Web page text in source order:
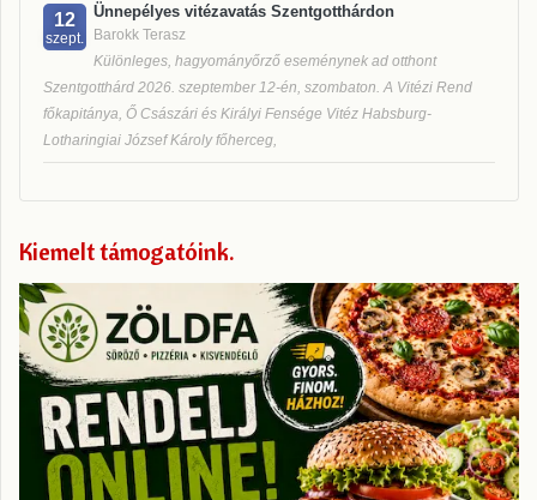
12
szept.
Ünnepélyes vitézavatás Szentgotthárdon
Barokk Terasz
Különleges, hagyományőrző eseménynek ad otthont
Szentgotthárd 2026. szeptember 12-én, szombaton. A Vitézi Rend
főkapitánya, Ő Császári és Királyi Fensége Vitéz Habsburg-
Lotharingiai József Károly főherceg,
Kiemelt támogatóink